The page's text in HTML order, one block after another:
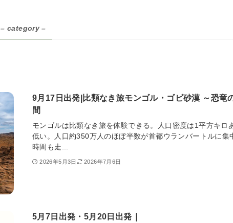
– category –
9月17日出発|比類なき旅モンゴル・ゴビ砂漠 ～恐竜
間
モンゴルは比類なき旅を体験できる。人口密度は1平方キロ
低い。人口約350万人のほぼ半数が首都ウランバートルに集
時間も走...
2026年5月3日 2026年7月6日
5月7日出発・5月20日出発｜